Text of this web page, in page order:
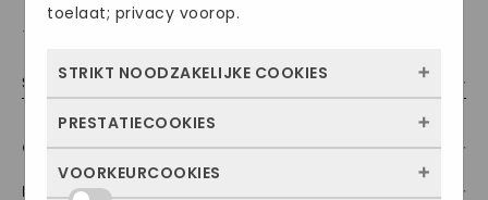
Toont alle 10 resultaten
Sorteer op populariteit
Categorieën
Maat
toelaat; privacy voorop.
STRIKT NOODZAKELIJKE COOKIES
Deze cookies zorgen ervoor dat de website
kunnen niet worden uitgezet. Meestal
PRESTATIECOOKIES
Met deze cookies zien we hoe vaak onze
VOORKEURCOOKIES